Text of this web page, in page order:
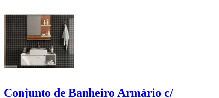
Conjunto de Banheiro Armário c/